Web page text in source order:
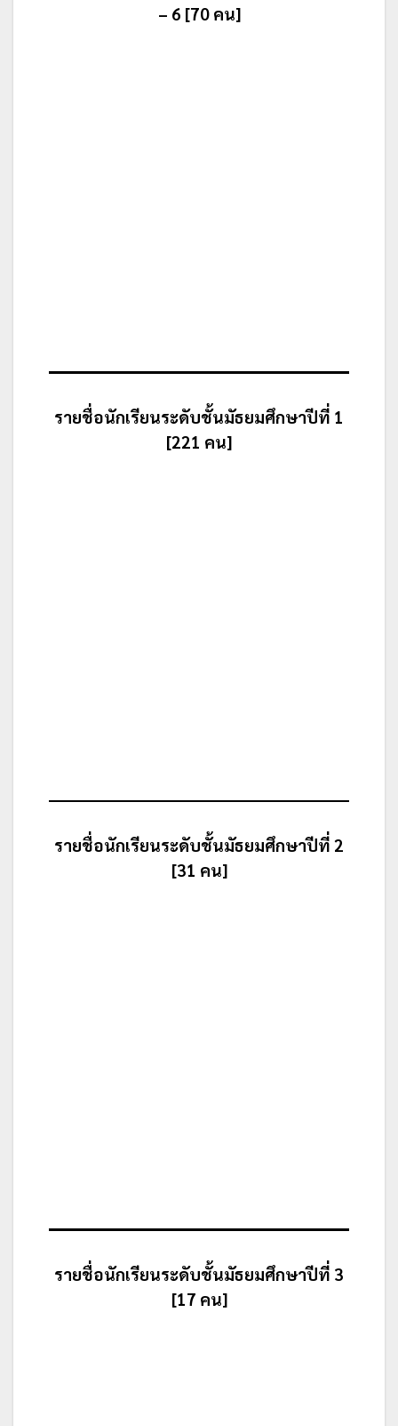
– 6 [70 คน]
รายชื่อนักเรียนระดับชั้นมัธยมศึกษาปีที่ 1
[221 คน]
รายชื่อนักเรียนระดับชั้นมัธยมศึกษาปีที่ 2
[31 คน]
รายชื่อนักเรียนระดับชั้นมัธยมศึกษาปีที่ 3
[17 คน]